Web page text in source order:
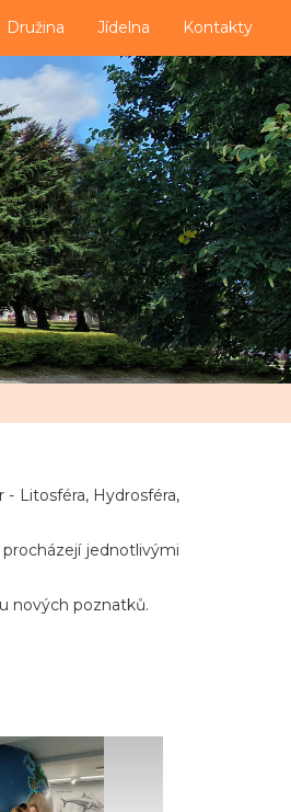
Družina Jídelna Kontakty
Litosféra, Hydrosféra,
jednotlivými
nových poznatků.